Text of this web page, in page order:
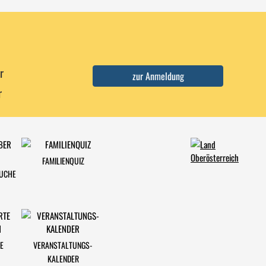
FAMILIENQUIZ
VERANSTALTUNGS-
KALENDER